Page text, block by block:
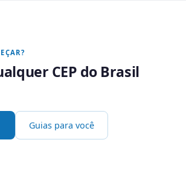
CEP do Brasil
Guias para você